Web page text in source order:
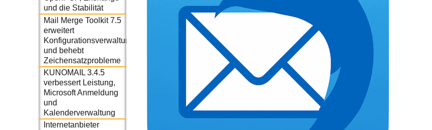
und die Stabilität
Mail Merge Toolkit 7.5
erweitert
Konfigurationsverwaltung
und behebt
Zeichensatzprobleme
KUNOMAIL 3.4.5
verbessert Leistung,
Microsoft Anmeldung
und
Kalenderverwaltung
Internetanbieter